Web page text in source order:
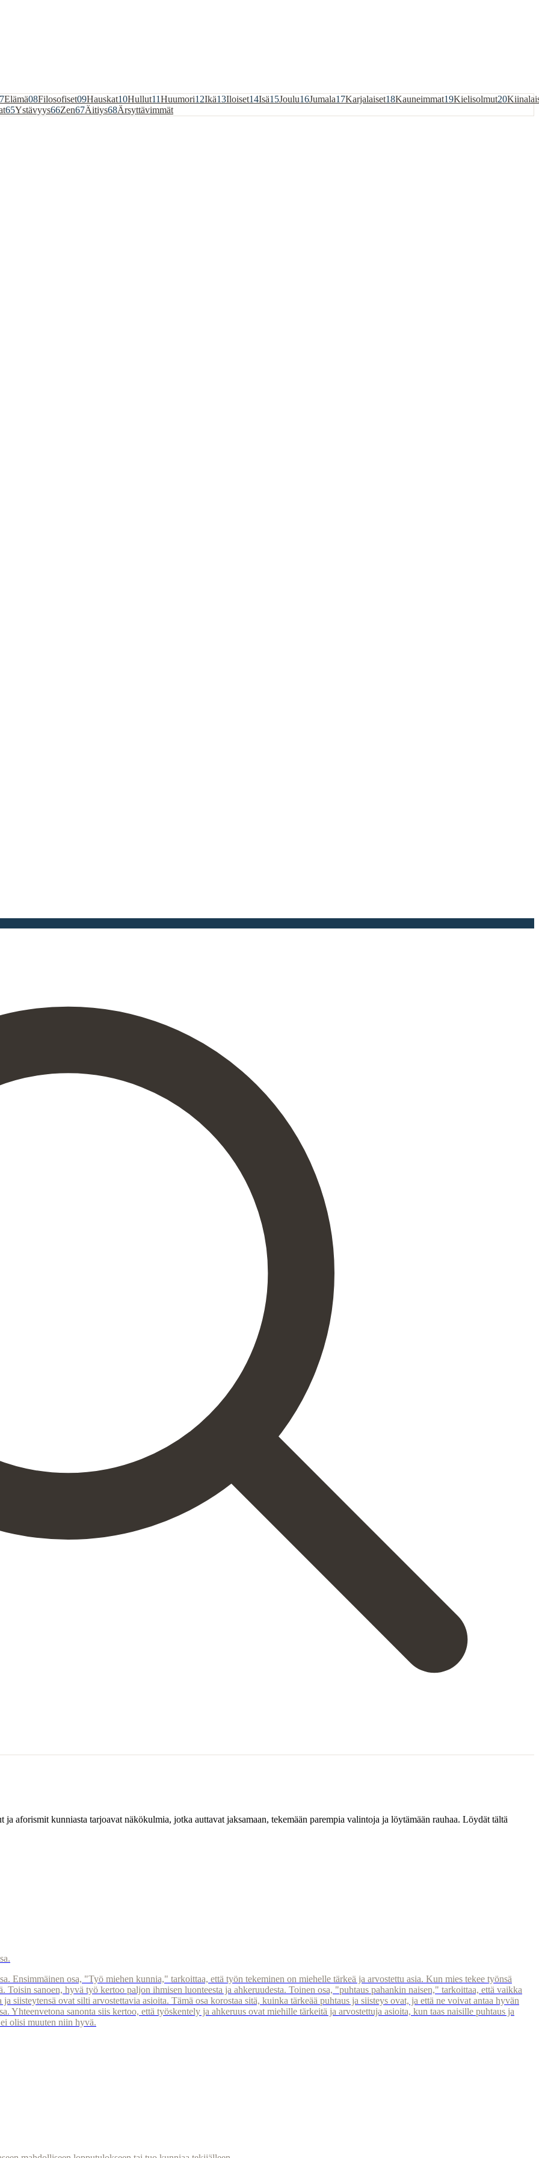
Elämä08Filosofiset09Hauskat10Hullut11Huumori12Ikä13Iloiset14Isä15Joulu16Jumala17Karjalaiset18Kauneimmat19Kielisolmut20
65Ystävyys66Zen67Äitiys68Ärsyttävimmät
aforismit kunniasta tarjoavat näkökulmia, jotka auttavat jaksamaan, tekemään parempia valintoja ja löytämään rauhaa. Löydät tältä
Ensimmäinen osa, "Työ miehen kunnia," tarkoittaa, että työn tekeminen on miehelle tärkeä ja arvostettu asia. Kun mies tekee työnsä
Toisin sanoen, hyvä työ kertoo paljon ihmisen luonteesta ja ahkeruudesta. Toinen osa, "puhtaus pahankin naisen," tarkoittaa, että vaikka
siisteytensä ovat silti arvostettavia asioita. Tämä osa korostaa sitä, kuinka tärkeää puhtaus ja siisteys ovat, ja että ne voivat antaa hyvän
Yhteenvetona sanonta siis kertoo, että työskentely ja ahkeruus ovat miehille tärkeitä ja arvostettuja asioita, kun taas naisille puhtaus ja
olisi muuten niin hyvä.